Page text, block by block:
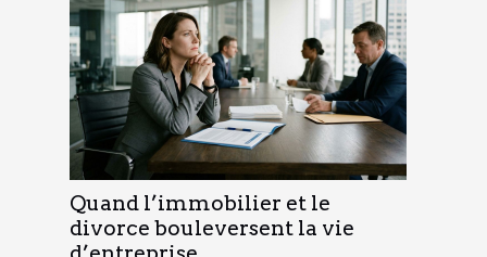
Quand l’immobilier et le
divorce bouleversent la vie